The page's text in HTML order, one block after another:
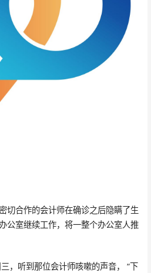
切合作的会计师在确诊之后隐瞒了生
公室继续工作，将一整个办公室人推
，听到那位会计师咳嗽的声音， “下